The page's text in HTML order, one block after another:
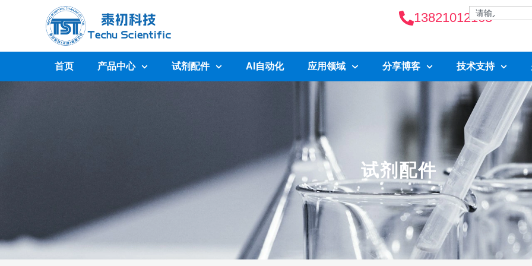
13821012163
首页 产品中心 试剂配件 AI自动化 应用领域 分享博客 技术支持
试剂配件